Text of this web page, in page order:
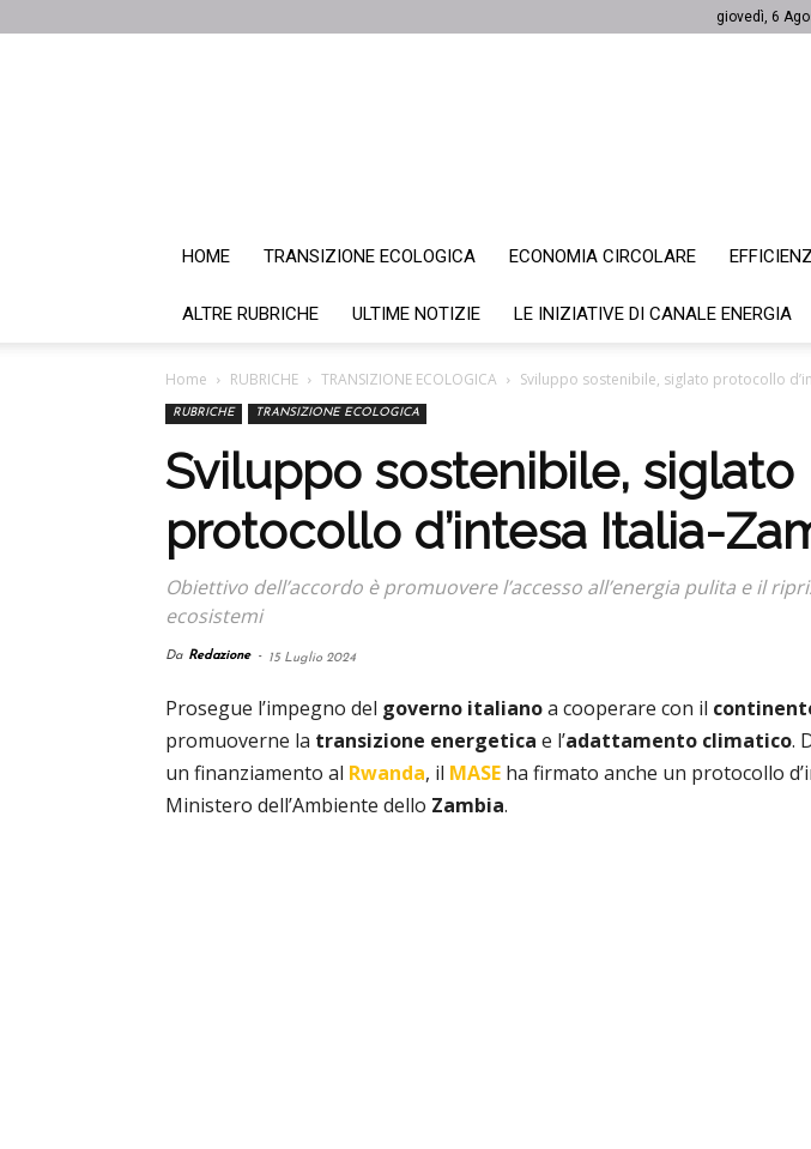
giovedì, 6
HOME TRANSIZIONE ECOLOGICA ECONOMIA CIRCOLARE
ALTRE RUBRICHE ULTIME NOTIZIE LE INIZIATIVE DI CANALE ENERGIA
Home RUBRICHE TRANSIZIONE ECOLOGICA Sviluppo sostenibile, siglato protocollo
RUBRICHE TRANSIZIONE ECOLOGICA
Sviluppo sostenibile, siglato
protocollo d’intesa Italia-
Obiettivo dell’accordo è promuovere l’accesso all’energia pulita e il
ecosistemi
Da Redazione - 15 Luglio 2024
Prosegue l’impegno del governo italianoa cooperare con il
promuoverne la transizione energetica e l’adattamento climatico.
un finanziamento al Rwanda, il MASE ha firmato anche un protocollo
Ministero dell’Ambiente dello Zambia.